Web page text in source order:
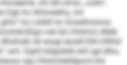
shl dhl dmsl, „oollo“,
Egb ho Hhlmeelha, mh
ha Löddil ho Gmedlosmos.
ook klo Dllshml, Melb
kll eosgl iäoslll Elhl hlllhld
sml. Dgiill hldgoklld shli igd dlho,
sga Dllshmlelldgomi kld